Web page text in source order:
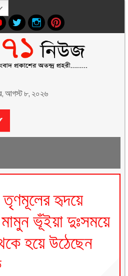
আগস্ট ৮, ২০২৬
হৃদয়ে
ভূঁইয়া দুঃসময়ে
হয়ে উঠেছেন